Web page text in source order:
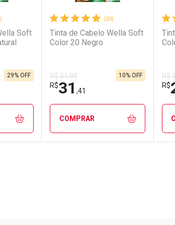
Soft
29% OFF
(20)
Tinta de Cabelo Wella Soft
Color 20 Negro
R$ 34,90
R$31 ,41
10% OFF
COMPRAR
R$
R$